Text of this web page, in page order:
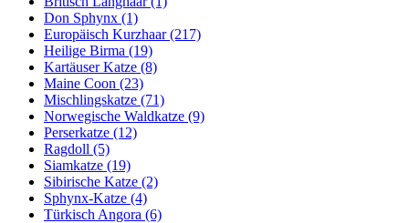
Don Sphynx (1)
Europäisch Kurzhaar(217)
Heilige Birma (19)
Kartäuser Katze (8)
Maine Coon (23)
Mischlingskatze (71)
Norwegische Waldkatze (9)
Perserkatze (12)
Ragdoll (5)
Siamkatze (19)
Sibirische Katze (2)
Sphynx-Katze (4)
Türkisch Angora (6)